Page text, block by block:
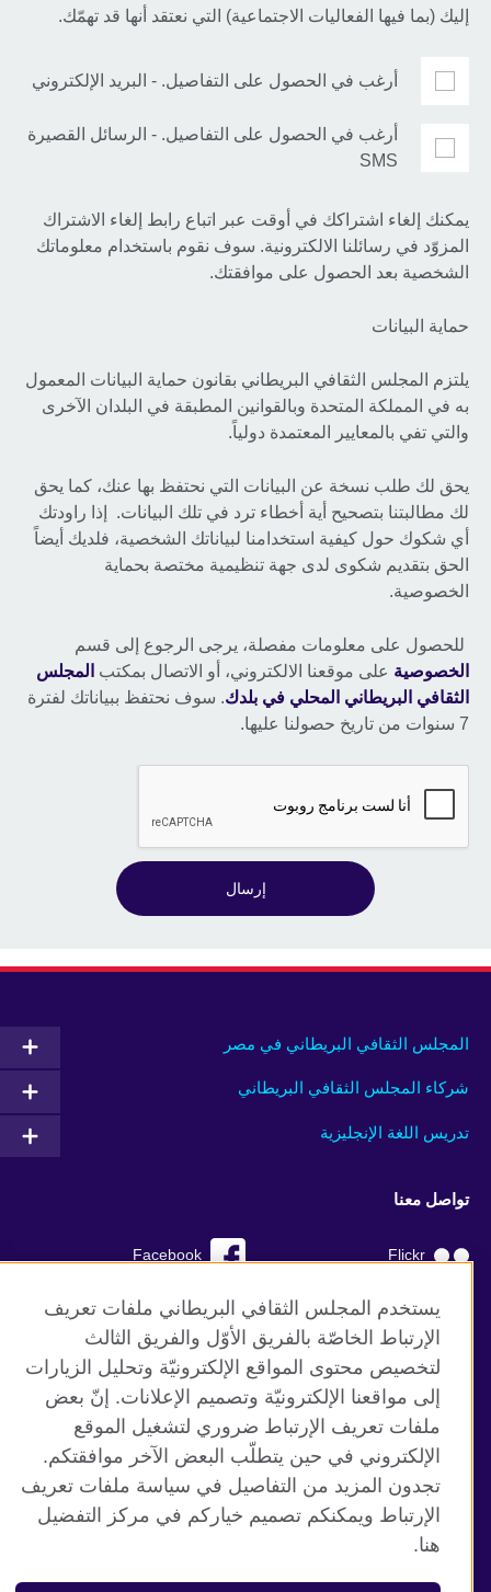
إليك (بما فيها الفعاليات الاجتماعية) التي نعتقد أنها قد تهمّك.
أرغب في الحصول على التفاصيل. - البريد الإلكتروني
أرغب في الحصول على التفاصيل. - الرسائل القصيرة
SMS
يمكنك إلغاء اشتراكك في أوقت عبر اتباع رابط إلغاء الاشتراك
المزوّد في رسائلنا الالكترونية. سوف نقوم باستخدام معلوماتك
الشخصية بعد الحصول على موافقتك.
حماية البيانات
يلتزم المجلس الثقافي البريطاني بقانون حماية البيانات المعمول
به في المملكة المتحدة وبالقوانين المطبقة في البلدان الآخرى
والتي تفي بالمعايير المعتمدة دولياً.
يحق لك طلب نسخة عن البيانات التي نحتفظ بها عنك، كما يحق
لك مطالبتنا بتصحيح أية أخطاء ترد في تلك البيانات. إذا راودتك
أي شكوك حول كيفية استخدامنا لبياناتك الشخصية، فلديك أيضاً
الحق بتقديم شكوى لدى جهة تنظيمية مختصة بحماية
الخصوصية.
للحصول على معلومات مفصلة، يرجى الرجوع إلى قسم
الخصوصية على موقعنا الالكتروني، أو الاتصال بمكتب المجلس
الثقافي البريطاني المحلي في بلدك. سوف نحتفظ ببياناتك لفترة
7 سنوات من تاريخ حصولنا عليها.
إرسال
المجلس الثقافي البريطاني في مصر
شركاء المجلس الثقافي البريطاني
تدريس اللغة الإنجليزية
تواصل معنا
Facebook Flickr
YouTube RSS
TikTok
موقع المجلس الثقافي البريطاني العالمي
الخصوصية وشروط الاستخدام
ملفات تعريف الإرتباط
خارطة الموقع
يستخدم المجلس الثقافي البريطاني ملفات تعريف
الإرتباط الخاصّة بالفريق الأوّل والفريق الثالث
لتخصيص محتوى المواقع الإلكترونيّة وتحليل الزيارات
إلى مواقعنا الإلكترونيّة وتصميم الإعلانات. إنّ بعض
ملفات تعريف الإرتباط ضروري لتشغيل الموقع
الإلكتروني في حين يتطلّب البعض الآخر موافقتكم.
تجدون المزيد من التفاصيل في سياسة ملفات تعريف
الإرتباط ويمكنكم تصميم خياركم في مركز التفضيل
هنا.